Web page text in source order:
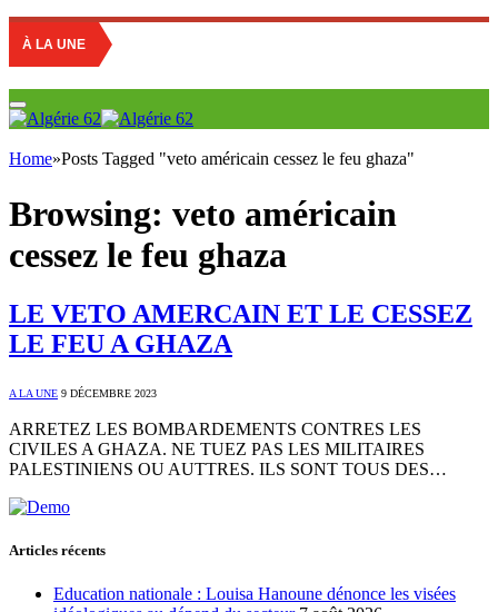
À LA UNE
Home»Posts Tagged "veto américain cessez le feu ghaza"
Browsing: veto américain
cessez le feu ghaza
LE VETO AMERCAIN ET LE CESSEZ
LE FEU A GHAZA
A LA UNE 9 DÉCEMBRE 2023
ARRETEZ LES BOMBARDEMENTS CONTRES LES
CIVILES A GHAZA. NE TUEZ PAS LES MILITAIRES
PALESTINIENS OU AUTTRES. ILS SONT TOUS DES…
Articles récents
Education nationale : Louisa Hanoune dénonce les visées